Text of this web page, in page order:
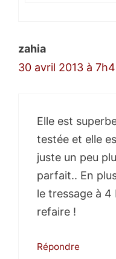
zahia
30 avril 2013 à
Elle est
testée et elle
juste un peu
parfait.. En
le tressage à 4
refaire !
Répondre